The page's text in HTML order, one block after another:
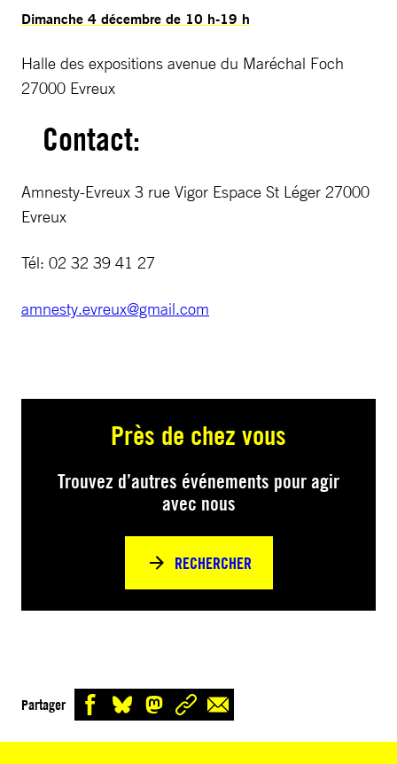
Dimanche 4 décembre de 10 h-19 h
Halle des expositions avenue du Maréchal Foch
27000 Evreux
Contact:
Amnesty-Evreux 3 rue Vigor Espace St Léger 27000
Evreux
Tél: 02 32 39 41 27
amnesty.evreux@gmail.com
Près de chez vous
Trouvez d’autres événements pour agir
avec nous
RECHERCHER
Partager